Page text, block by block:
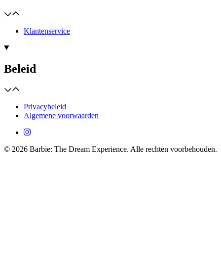
Klantenservice
Beleid
Privacybeleid
Algemene voorwaarden
© 2026 Barbie: The Dream Experience. Alle rechten voorbehouden.